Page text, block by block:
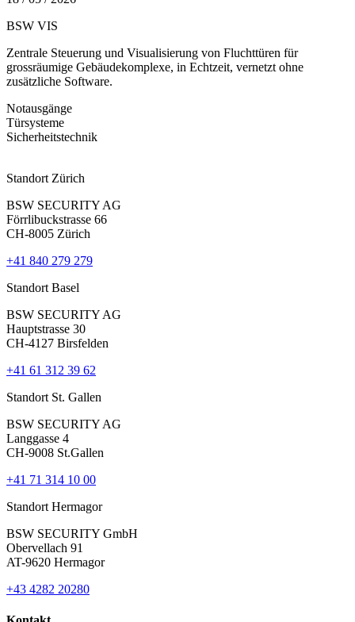
BSW VIS
Zentrale Steuerung und Visualisierung von Fluchttüren für
grossräumige Gebäudekomplexe, in Echtzeit, vernetzt ohne
zusätzliche Software.
Notausgänge
Türsysteme
Sicherheitstechnik
Standort Zürich
BSW SECURITY AG
Förrlibuckstrasse 66
CH-8005 Zürich
+41 840 279 279
Standort Basel
BSW SECURITY AG
Hauptstrasse 30
CH-4127 Birsfelden
+41 61 312 39 62
Standort St. Gallen
BSW SECURITY AG
Langgasse 4
CH-9008 St.Gallen
+41 71 314 10 00
Standort Hermagor
BSW SECURITY GmbH
Obervellach 91
AT-9620 Hermagor
+43 4282 20280